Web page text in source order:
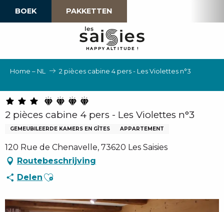
BOEK PAKKETTEN
HAPPY ALTI TU D E !
Home – NL 2 pièces cabine 4 pers - Les Violettes n°3
2 pièces cabine 4 pers - Les Violettes n°3
GEMEUBILEERDE KAMERS EN GÎTES APPARTEMENT
120 Rue de Chenavelle, 73620 Les Saisies
Routebeschrijving
Delen Ajouter aux favoris